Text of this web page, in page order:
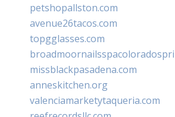
petshopallston.com
avenue26tacos.com
topgglasses.com
missblackpasadena.com
anneskitchen.org
valenciamarketytaqueria.com